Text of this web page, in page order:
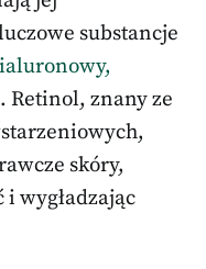
substancje
Retinol, znany ze
skóry,
wygładzając